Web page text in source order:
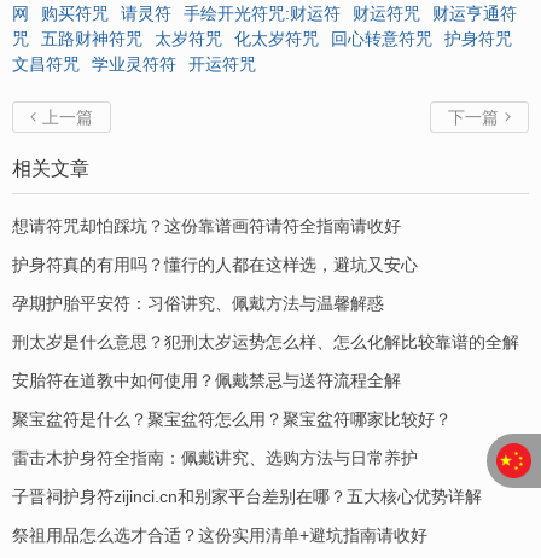
网
购买符咒 请灵符 手绘开光符咒:财运符 财运符咒
财运亨通符
咒
五路财神符咒 太岁符咒 化太岁符咒 回心转意符咒
护身符咒
文昌符咒
学业灵符符 开运符咒
 上一篇 下一篇 
相关文章
想请符咒却怕踩坑？这份靠谱画符请符全指南请收好
护身符真的有用吗？懂行的人都在这样选，避坑又安心
孕期护胎平安符：习俗讲究、佩戴方法与温馨解惑
刑太岁是什么意思？犯刑太岁运势怎么样、怎么化解比较靠谱的全解
安胎符在道教中如何使用？佩戴禁忌与送符流程全解
聚宝盆符是什么？聚宝盆符怎么用？聚宝盆符哪家比较好？
​雷击木护身符全指南：佩戴讲究、选购方法与日常养护
子晋祠护身符zijinci.cn和别家平台差别在哪？五大核心优势详解
祭祖用品怎么选才合适？这份实用清单+避坑指南请收好